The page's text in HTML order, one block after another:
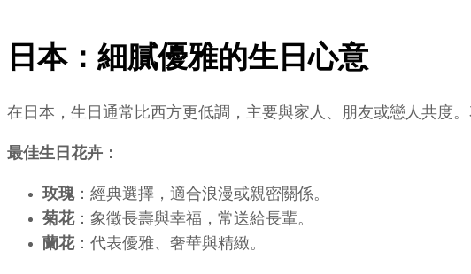
日本：細膩優雅的生日心意
在日本，生日通常比西方更低調，主要與家人、朋友或戀人共度
最佳生日花卉：
玫瑰：經典選擇，適合浪漫或親密關係。
菊花：象徵長壽與幸福，常送給長輩。
蘭花：代表優雅、奢華與精緻。